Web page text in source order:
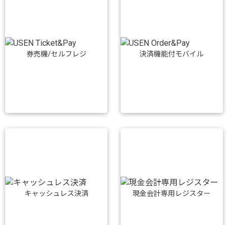
券売機/セルフレジ 決済機能付モバイル
キャッシュレス決済 現金会計専用レジスター